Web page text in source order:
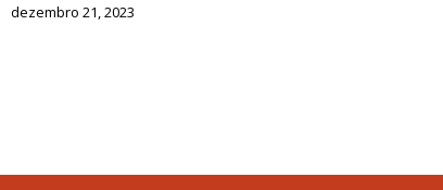
dezembro 21, 2023